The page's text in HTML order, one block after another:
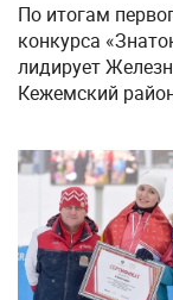
По итогам
конкурса
лидирует
Кежемский